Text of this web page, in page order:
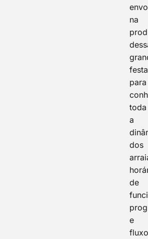
na
festa
para
toda
a
dos
de
e